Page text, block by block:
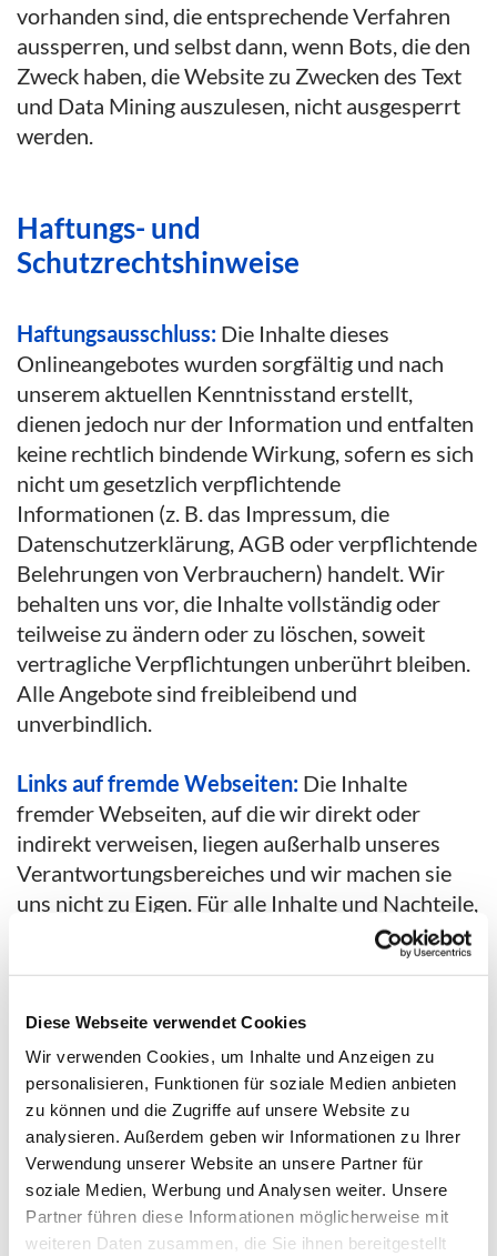
Diese Webseite verwendet Cookies
Wir verwenden Cookies, um Inhalte und Anzeigen zu
personalisieren, Funktionen für soziale Medien anbieten
zu können und die Zugriffe auf unsere Website zu
analysieren. Außerdem geben wir Informationen zu Ihrer
Verwendung unserer Website an unsere Partner für
soziale Medien, Werbung und Analysen weiter. Unsere
Partner führen diese Informationen möglicherweise mit
weiteren Daten zusammen, die Sie ihnen bereitgestellt
vorhanden sind, die entsprechende Verfahren
aussperren, und selbst dann, wenn Bots, die den
Zweck haben, die Website zu Zwecken des Text
und Data Mining auszulesen, nicht ausgesperrt
werden.
Haftungs- und
Schutzrechtshinweise
Haftungsausschluss: Die Inhalte dieses
Onlineangebotes wurden sorgfältig und nach
unserem aktuellen Kenntnisstand erstellt,
dienen jedoch nur der Information und entfalten
keine rechtlich bindende Wirkung, sofern es sich
nicht um gesetzlich verpflichtende
Informationen (z. B. das Impressum, die
Datenschutzerklärung, AGB oder verpflichtende
Belehrungen von Verbrauchern) handelt. Wir
behalten uns vor, die Inhalte vollständig oder
teilweise zu ändern oder zu löschen, soweit
vertragliche Verpflichtungen unberührt bleiben.
Alle Angebote sind freibleibend und
unverbindlich.
Links auf fremde Webseiten: Die Inhalte
fremder Webseiten, auf die wir direkt oder
indirekt verweisen, liegen außerhalb unseres
Verantwortungsbereiches und wir machen sie
uns nicht zu Eigen. Für alle Inhalte und Nachteile,
die aus der Nutzung der in den verlinkten
Verantwortung.
Urheberrechte und Markenrechte:Alle auf
dieser Website dargestellten Inhalte, wie Texte,
Fotografien, Grafiken, Marken und
Warenzeichen sind durch die jeweiligen
Schutzrechte (Urheberrechte, Markenrechte)
geschützt. Die Verwendung, Vervielfältigung